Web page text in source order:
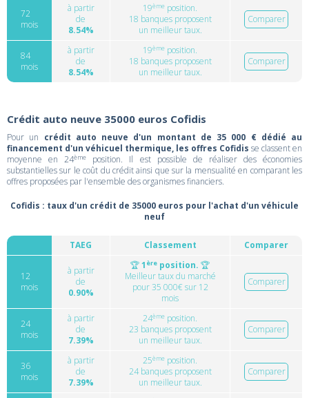
72
mois
à partir
de
8.54%
19ème position.
18 banques proposent
un meilleur taux.
Comparer
84
mois
à partir
de
8.54%
19ème position.
18 banques proposent
un meilleur taux.
Comparer
Crédit auto neuve 35000 euros Cofidis
Pour un crédit auto neuve d'un montant de 35 000 € dédié au
financement d'un véhicuel thermique, les offres Cofidis se classent en
moyenne en 24ème
position. Il est possible de réaliser des économies
substantielles sur le coût du crédit ainsi que sur la mensualité en comparant les
offres proposées par l'ensemble des organismes financiers.
Cofidis : taux d'un crédit de 35000 euros pour l'achat d'un véhicule
neuf
TAEG Classement Comparer
12
mois
à partir
de
0.90%
🏆1 ère position. 🏆
Meilleur taux du marché
pour 35 000€ sur 12
mois
Comparer
24
mois
à partir
de
7.39%
24ème position.
23 banques proposent
un meilleur taux.
Comparer
36
mois
à partir
de
7.39%
25ème position.
24 banques proposent
un meilleur taux.
Comparer